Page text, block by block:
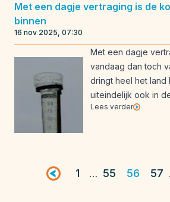
Met een dagje vertraging is de
binnen
16 nov 2025, 07:30
Met een dagje
vandaag dan toch
dringt heel het land
uiteindelijk ook in
Lees verder
Vorige pagina
1 … 55 56 57